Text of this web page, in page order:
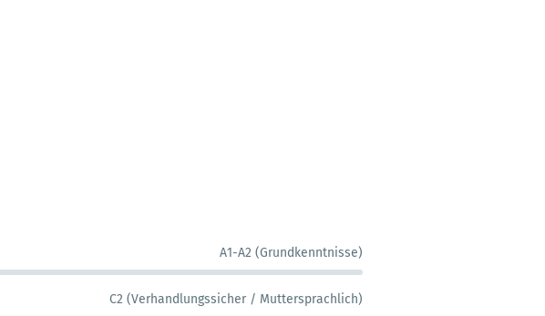
A1-A2 (Grundkenntnisse)
C2 (Verhandlungssicher / Muttersprachlich)